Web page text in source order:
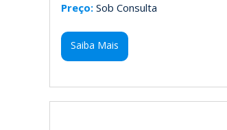
Preço: Sob Consulta
Saiba Mais